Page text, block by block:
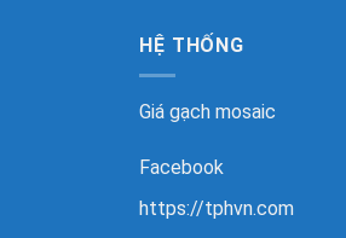
HỆ THỐNG
Giá gạch mosaic
Facebook
https://tphvn.com